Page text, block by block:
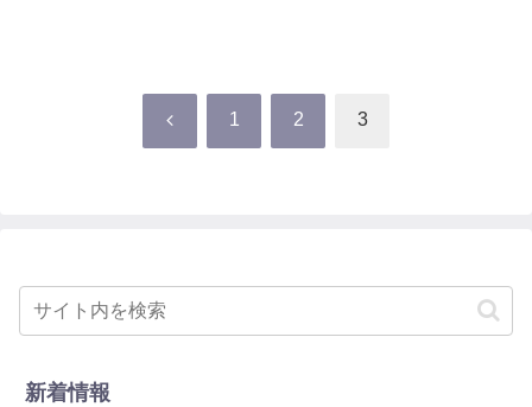
前 1 2 3
新着情報